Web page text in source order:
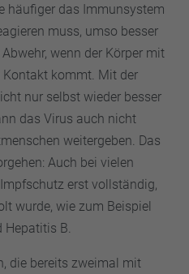
häufiger das Immunsystem
muss, umso besser
wenn der Körper mit
Kontakt kommt. Mit der
nur selbst wieder besser
das Virus auch nicht
weitergeben. Das
Auch bei vielen
erst vollständig,
wurde, wie zum Beispiel
Hepatitis B.
die bereits zweimal mit